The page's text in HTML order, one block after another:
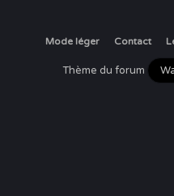
Mode léger Contact
Thème du forum